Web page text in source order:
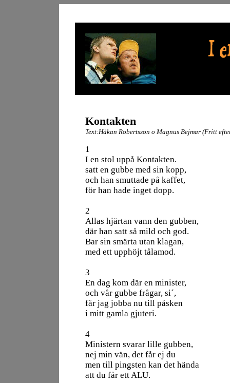
Kontakten
Text:Håkan Robertsson o Magnus Bejmar (Fritt
1
I en stol uppå Kontakten.
satt en gubbe med sin kopp,
och han smuttade på kaffet,
för han hade inget dopp.
2
Allas hjärtan vann den gubben,
där han satt så mild och god.
Bar sin smärta utan klagan,
med ett upphöjt tålamod.
3
En dag kom där en minister,
och vår gubbe frågar, si´,
får jag jobba nu till påsken
i mitt gamla gjuteri.
4
Ministern svarar lille gubben,
nej min vän, det får ej du
men till pingsten kan det hända
att du får ett ALU.